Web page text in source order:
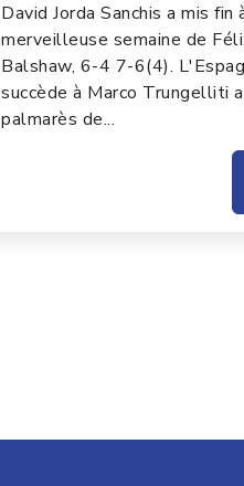
David Jorda Sanchis a mis fin
merveilleuse semaine de
Balshaw, 6-4 7-6(4).
succède à Marco Trungelliti
palmarès de...